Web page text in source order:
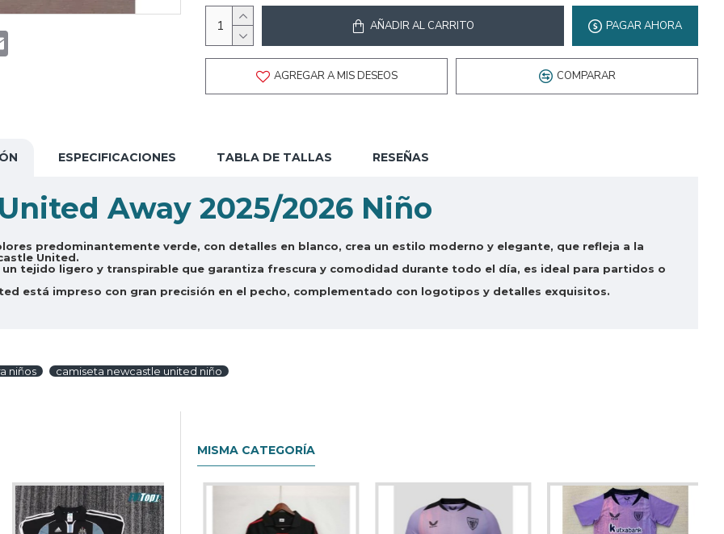
Email
AÑADIR AL CARRITO PAGAR AHORA
AGREGAR A MIS DESEOS COMPARAR
ESPECIFICACIONES TABLA DE TALLAS RESEÑAS
Away 2025/2026 Niño
predominantemente verde, con detalles en blanco, crea un estilo moderno y elegante, que refleja a la
United.
un tejido ligero y transpirable que garantiza frescura y comodidad durante todo el día, es ideal para partidos o
está impreso con gran precisión en el pecho, complementado con logotipos y detalles exquisitos.
niños camiseta newcastle united niño
MISMA CATEGORÍA